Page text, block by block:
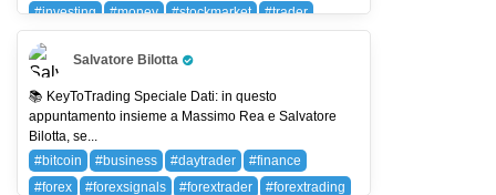
#investing
#money #stockmarket
#trader
Salvatore Bilotta
Pro Trader
📚 KeyToTrading Speciale Dati: in questo
appuntamento insieme a Massimo Rea e Salvatore
Bilotta, se...
#bitcoin
#business #daytrader
#finance
#forex
#forexsignals #forextrader
#forextrading